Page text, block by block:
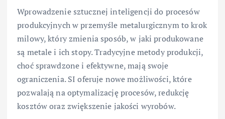
Wprowadzenie sztucznej inteligencji do procesów
produkcyjnych w przemyśle metalurgicznym to krok
milowy, który zmienia sposób, w jaki produkowane
są metale i ich stopy. Tradycyjne metody produkcji,
choć sprawdzone i efektywne, mają swoje
ograniczenia. SI oferuje nowe możliwości, które
pozwalają na optymalizację procesów, redukcję
kosztów oraz zwiększenie jakości wyrobów.